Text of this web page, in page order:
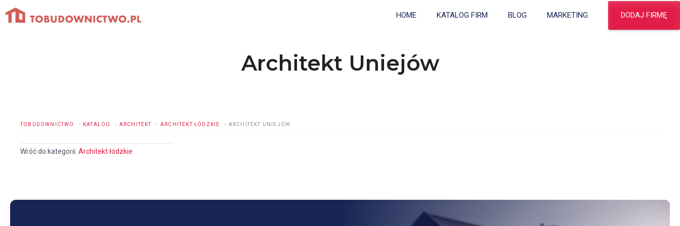
Przejdź
do
HOME KATALOG FIRM BLOG MARKETING DODAJ FIRMĘ
Architekt Uniejów
TOBUDOWNICTWO KATALOG ARCHITEKT ARCHITEKT ŁÓDZKIE ARCHITEKT UNIEJÓW
Wróć do kategorii: Architekt łódzkie